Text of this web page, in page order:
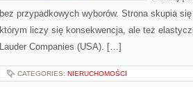
bez przypadkowych wyborów. Strona skupia
którym liczy się konsekwencja, ale też
Lauder Companies (USA). […]
CATEGORIES: NIERUCHOMOŚCI